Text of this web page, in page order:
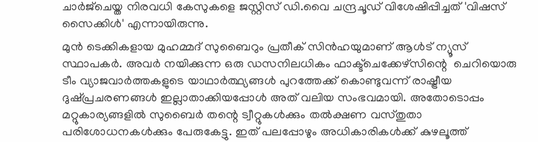
ചാര്‍ജ്‌ചെയ്ത നിരവധി കേസുകളെ ജസ്റ്റിസ് ഡി.വൈ ചന്ദ്രചൂഡ് വിശേഷിപ്പിച്ചത് 'വിഷസ്
സൈക്കിള്‍' എന്നായിരുന്നു.
മുന്‍ ടെക്കികളായ മുഹമ്മദ് സുബൈറും പ്രതീക് സിന്‍ഹയുമാണ് ആള്‍ട് ന്യൂസ്
സ്ഥാപകര്‍. അവര്‍ നയിക്കുന്ന ഒരു ഡസനിലധികം ഫാക്ട്‌ചെക്കേഴ്‌സിന്റെ ചെറിയൊരു
ടീം വ്യാജവാര്‍ത്തകളുടെ യാഥാര്‍ത്ഥ്യങ്ങള്‍ പുറത്തേക്ക് കൊണ്ടുവന്ന് രാഷ്ട്രീയ
ദുഷ്പ്രചരണങ്ങള്‍ ഇല്ലാതാക്കിയപ്പോള്‍ അത് വലിയ സംഭവമായി. അതോടൊപ്പം
മറ്റുകാര്യങ്ങളില്‍ സുബൈര്‍ തന്റെ ട്വീറ്റുകള്‍ക്കും തല്‍ക്ഷണ വസ്തുതാ
പരിശോധനകള്‍ക്കും പേരുകേട്ടു. ഇത് പലപ്പോഴും അധികാരികള്‍ക്ക് കുഴലൂത്ത്